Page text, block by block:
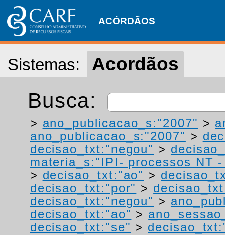
ACÓRDÃOS
Sistemas: Acordãos
Busca:
> ano_publicacao_s:"2007" >
ano_publicacao_s:"2007" >
decisao_txt:"negou" >
materia_s:"IPI- processos NT
> decisao_txt:"ao" >
decisao_txt:"por" >
decisao_txt:"negou" >
decisao_txt:"ao" >
decisao_txt:"se" >